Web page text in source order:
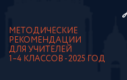
МЕТОДИЧЕСКИЕ
РЕКОМЕНДАЦИИ
ДЛЯ УЧИТЕЛЕЙ
1–4 КЛАССОВ - 2025 ГОД